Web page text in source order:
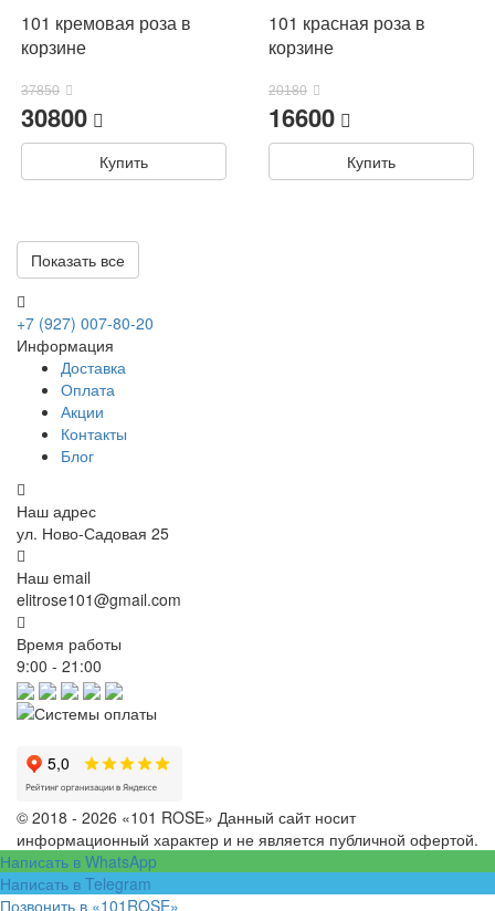
101 кремовая роза в
корзине
37850
30800
Купить
101 красная роза в
корзине
20180
16600
Купить
Цветы в корзине с доставкой
Цветочная корзина — это готовая композиция, которую удобно
Какие корзины доступны в
Мы оформляем корзины с розами, гортензиями, эустомами,
композиции в светлых, ярких и пастельных оттенках,
вау-корзины на 101 розу,
универсальные варианты для дома, праздника, сюрприза.
Почему выбирают 101 ROSE
Все цветы — свежие, только с поставки. Мы оформляем
Закажите корзину с цветами на сайте 101 ROSE — мы соберём
Показать все
+7 (927) 007-80-20
Информация
Доставка
Оплата
Акции
Контакты
Блог
Наш адрес
ул. Ново-Садовая 25
Наш email
elitrose101@gmail.com
Время работы
9:00 - 21:00
© 2018 - 2026 «101 ROSE» Данный сайт носит
информационный характер и не является публичной офертой.
Написать в WhatsApp
Написать в Telegram
Позвонить в «101ROSE»